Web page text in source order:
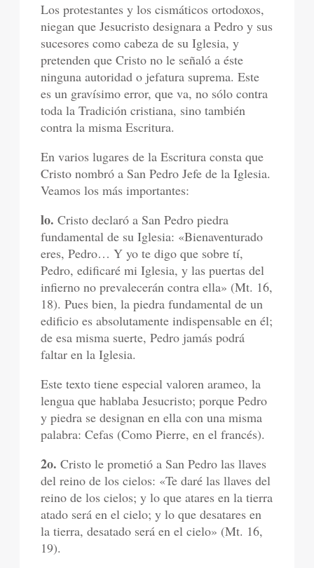
Los protestantes y los cismáticos ortodoxos,
niegan que Jesucristo designara a Pedro y sus
sucesores como cabeza de su Iglesia, y
pretenden que Cristo no le señaló a éste
ninguna autoridad o jefatura suprema. Este
es un gravísimo error, que va, no sólo contra
toda la Tradición cristiana, sino también
contra la misma Escritura.
En varios lugares de la Escritura consta que
Cristo nombró a San Pedro Jefe de la Iglesia.
Veamos los más importantes:
lo. Cristo declaró a San Pedro piedra
fundamental de su Iglesia: «Bienaventurado
eres, Pedro… Y yo te digo que sobre tí,
Pedro, edificaré mi Iglesia, y las puertas del
infierno no prevalecerán contra ella» (Mt. 16,
18). Pues bien, la piedra fundamental de un
edificio es absolutamente indispensable en él;
de esa misma suerte, Pedro jamás podrá
faltar en la Iglesia.
Este texto tiene especial valoren arameo, la
lengua que hablaba Jesucristo; porque Pedro
y piedra se designan en ella con una misma
palabra: Cefas (Como Pierre, en el francés).
2o. Cristo le prometió a San Pedro las llaves
del reino de los cielos: «Te daré las llaves del
reino de los cielos; y lo que atares en la tierra
atado será en el cielo; y lo que desatares en
la tierra, desatado será en el cielo» (Mt. 16,
19).